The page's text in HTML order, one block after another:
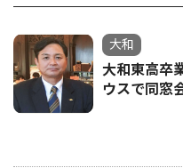
大和
大和東高
ウスで同窓